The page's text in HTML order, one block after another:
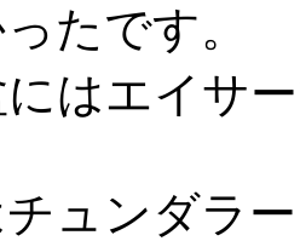
たです。
はエイサ
ュンダラ